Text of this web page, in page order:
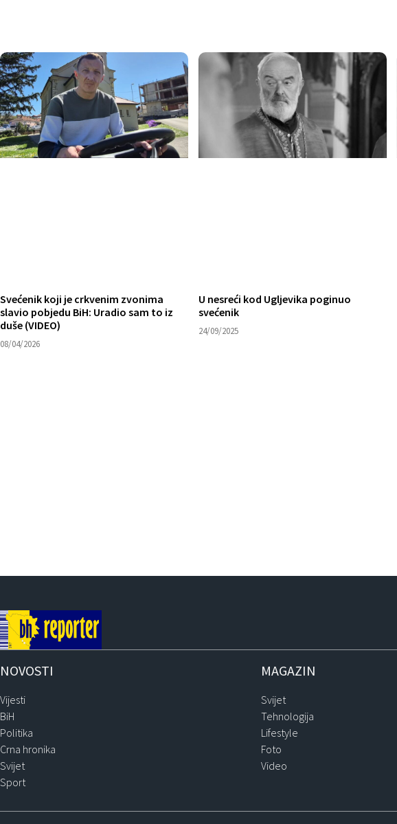
Svećenik koji je crkvenim zvonima
slavio pobjedu BiH: Uradio sam to iz
duše (VIDEO)
08/04/2026
U nesreći kod Ugljevika poginuo
svećenik
24/09/2025
NOVOSTI
Vijesti
BiH
Politika
Crna hronika
Svijet
Sport
MAGAZIN
Svijet
Tehnologija
Lifestyle
Foto
Video